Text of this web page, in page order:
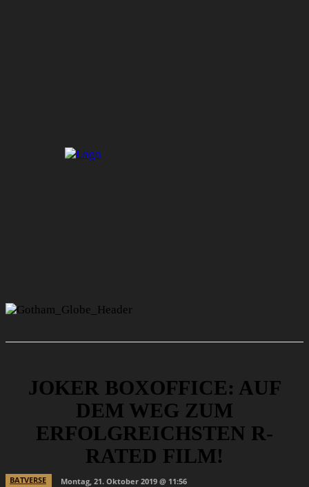
JOKER BOXOFFICE: AUF
DEM WEG ZUM
ERFOLGREICHSTEN R-
RATED FILM!
BATVERSE Montag, 21. Oktober 2019 @ 11:56